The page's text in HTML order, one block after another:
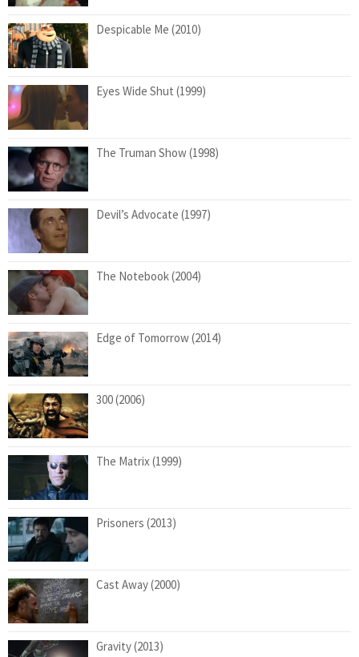
Despicable Me (2010)
Eyes Wide Shut (1999)
The Truman Show (1998)
Devil’s Advocate (1997)
The Notebook (2004)
Edge of Tomorrow (2014)
300 (2006)
The Matrix (1999)
Prisoners (2013)
Cast Away (2000)
Gravity (2013)